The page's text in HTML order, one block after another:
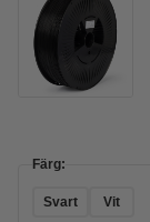
Färg:
Svart Vit